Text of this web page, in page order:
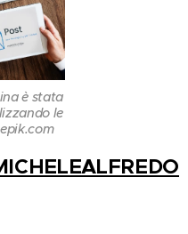
è stata
le